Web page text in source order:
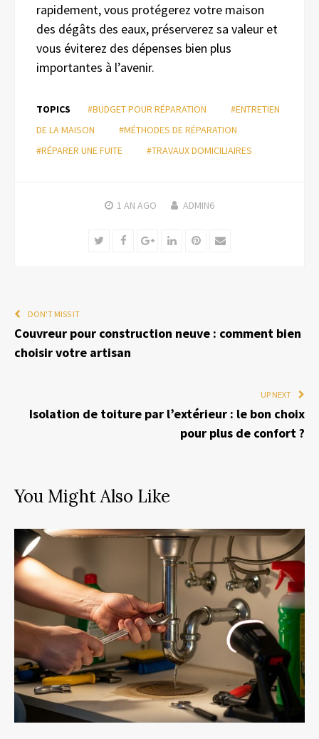
rapidement, vous protégerez votre maison
des dégâts des eaux, préserverez sa valeur et
vous éviterez des dépenses bien plus
importantes à l’avenir.
TOPICS #BUDGET POUR RÉPARATION
#ENTRETIEN
DE LA MAISON
#MÉTHODES DE RÉPARATION
#RÉPARER UNE FUITE
#TRAVAUX DOMICILIAIRES
1 AN AGO ADMIN6
TwitterFacebookGoogle+LinkedInPinterest
Email
DON'T MISS IT
Couvreur pour construction neuve : comment bien
choisir votre artisan
UP NEXT
Isolation de toiture par l’extérieur : le bon choix
pour plus de confort ?
You Might Also Like